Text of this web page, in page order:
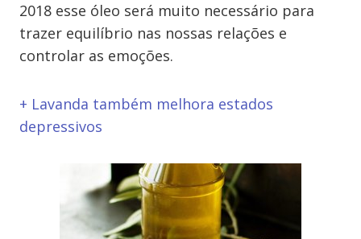
2018 esse óleo será muito necessário para
trazer equilíbrio nas nossas relações e
controlar as emoções.
+ Lavanda também melhora estados
depressivos